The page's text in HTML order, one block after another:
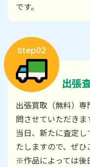
です。
Step02
出張
出張買取（無料）
問させていただきま
当日、新たに査定
たしますので、ぜひ
※作品によっては後